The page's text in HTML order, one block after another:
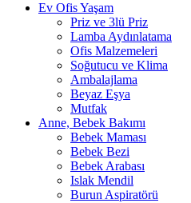
Ev Ofis Yaşam
Priz ve 3lü Priz
Lamba Aydınlatama
Ofis Malzemeleri
Soğutucu ve Klima
Ambalajlama
Beyaz Eşya
Mutfak
Anne, Bebek Bakımı
Bebek Maması
Bebek Bezi
Bebek Arabası
Islak Mendil
Burun Aspiratörü